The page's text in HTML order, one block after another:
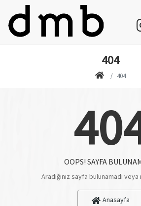
404
404
OOPS! SAYFA
Aradığınız sayfa bulunamadı
Anasayfa